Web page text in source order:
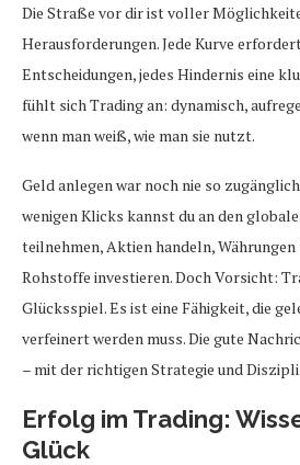
Die Straße vor dir ist voller
Herausforderungen. Jede Kurve
Entscheidungen, jedes Hindernis eine
fühlt sich Trading an: dynamisch,
wenn man weiß, wie man sie nutzt.
Geld anlegen war noch nie so
wenigen Klicks kannst du an den
teilnehmen, Aktien handeln, Währungen
Rohstoffe investieren. Doch Vorsicht:
Glücksspiel. Es ist eine Fähigkeit, die
verfeinert werden muss. Die gute
– mit der richtigen Strategie und
Erfolg im Trading:
Glück